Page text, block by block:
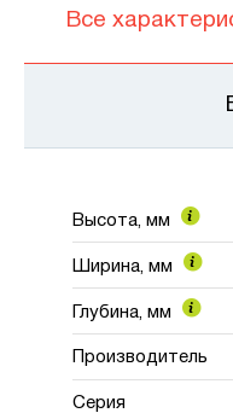
Все
Высота, мм
Ширина, мм
Глубина, мм
Производитель
Серия